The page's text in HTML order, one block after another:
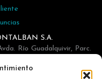
S.A.
Río Guadalquivir, Parc.